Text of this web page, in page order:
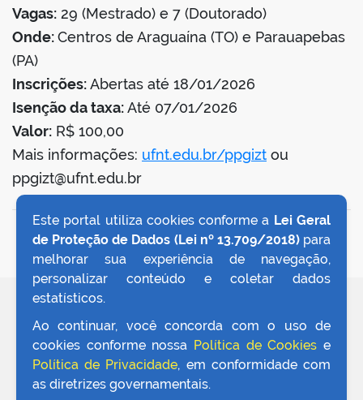
Vagas: 29 (Mestrado) e 7 (Doutorado)
Onde:Centros de Araguaína (TO) e Parauapebas
(PA)
Inscrições:Abertas até 18/01/2026
Isenção da taxa:Até 07/01/2026
Valor: R$ 100,00
Mais informações: ufnt.edu.br/ppgizt ou
ppgizt@ufnt.edu.br
VOLTAR AO TOPO
Este portal utiliza cookies conforme a Lei Geral
de Proteção de Dados (Lei nº 13.709/2018)para
melhorar sua experiência de navegação,
personalizar conteúdo e coletar dados
estatísticos.
Ao continuar, você concorda com o uso de
cookies conforme nossa Política de Cookies e
Política de Privacidade, em conformidade com
as diretrizes governamentais.